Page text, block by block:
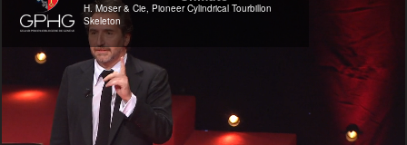
H. Moser & Cie, Pioneer Cylindrical Tourbillon
Skeleton